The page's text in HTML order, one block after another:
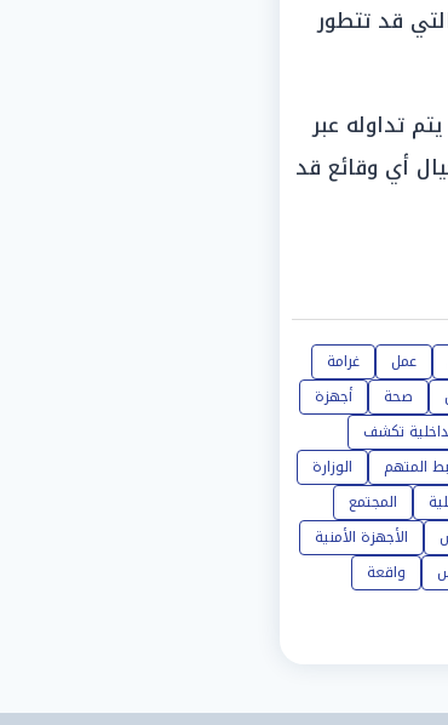
قد تتطور
تداوله عبر
أي وقائع قد
عمل
غرامة
صحة
أجهزة
تكشف
المتهم
الوزارة
المجتمع
الأجهزة الأمنية
واقعة